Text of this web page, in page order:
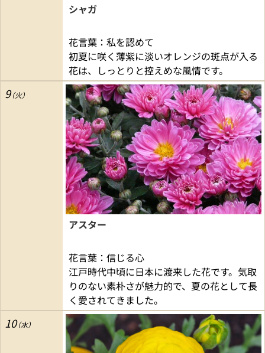
シャガ
花言葉：私を認めて
初夏に咲く薄紫に淡いオレンジの斑点が入る
花は、しっとりと控えめな風情です。
9
アスター
花言葉：信じる心
江戸時代中頃に日本に渡来した花です。気取
りのない素朴さが魅力的で、夏の花として長
く愛されてきました。
10